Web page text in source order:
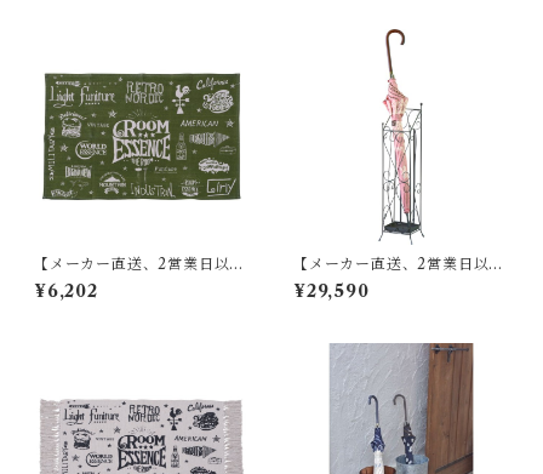
【メーカー直送、2営業日以内
に発送】東谷 ラグ W90×D13
0 グリーン TTR-141
¥6,202
【メーカー直送、2営業日以内
に発送】【8個セット】 東谷
傘立て W13.5×D15×H60 ブラ
¥29,590